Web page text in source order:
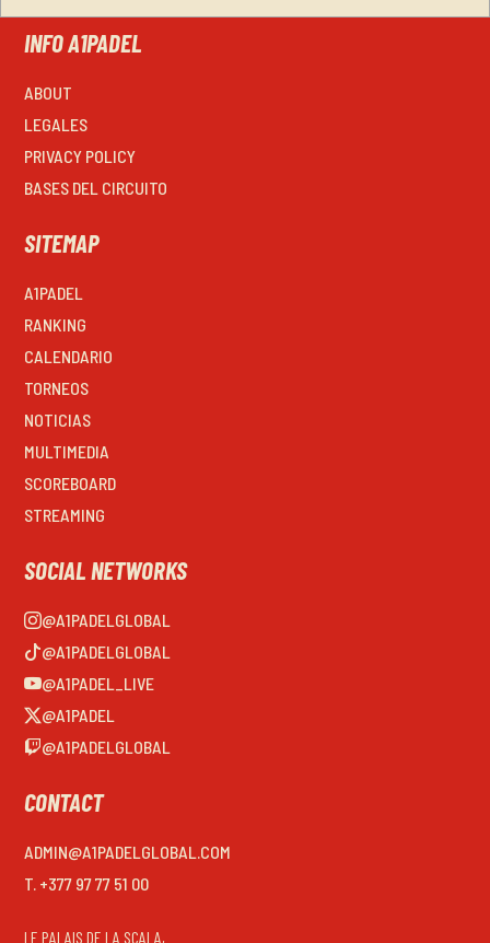
INFO A1PADEL
ABOUT
LEGALES
PRIVACY POLICY
BASES DEL CIRCUITO
SITEMAP
A1PADEL
RANKING
CALENDARIO
TORNEOS
NOTICIAS
MULTIMEDIA
SCOREBOARD
STREAMING
SOCIAL NETWORKS
@A1PADELGLOBAL
@A1PADELGLOBAL
@A1PADEL_LIVE
@A1PADEL
@A1PADELGLOBAL
CONTACT
ADMIN@A1PADELGLOBAL.COM
T. +377 97 77 51 00
LE PALAIS DE LA SCALA,